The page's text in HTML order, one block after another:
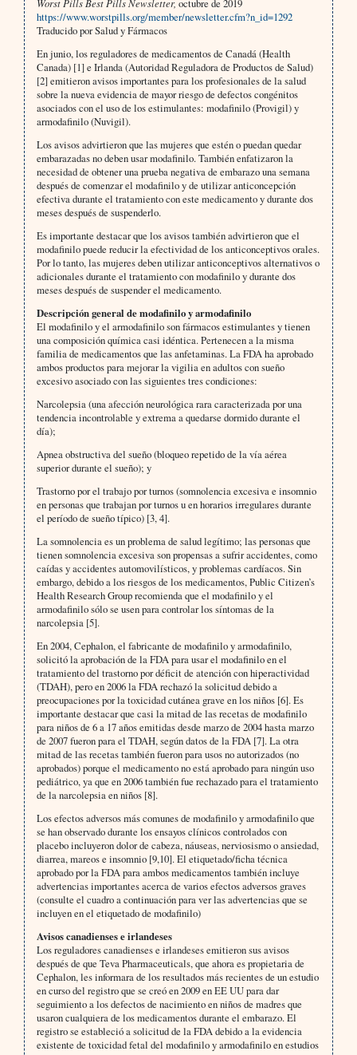
Worst Pills Best Pills Newsletter, octubre de 2019
https://www.worstpills.org/member/newsletter.cfm?n_id=1292
Traducido por Salud y Fármacos
En junio, los reguladores de medicamentos de Canadá (Health
Canada) [1] e Irlanda (Autoridad Reguladora de Productos de Salud)
[2] emitieron avisos importantes para los profesionales de la salud
sobre la nueva evidencia de mayor riesgo de defectos congénitos
asociados con el uso de los estimulantes: modafinilo (Provigil) y
armodafinilo (Nuvigil).
Los avisos advirtieron que las mujeres que estén o puedan quedar
embarazadas no deben usar modafinilo. También enfatizaron la
necesidad de obtener una prueba negativa de embarazo una semana
después de comenzar el modafinilo y de utilizar anticoncepción
efectiva durante el tratamiento con este medicamento y durante dos
meses después de suspenderlo.
Es importante destacar que los avisos también advirtieron que el
modafinilo puede reducir la efectividad de los anticonceptivos orales.
Por lo tanto, las mujeres deben utilizar anticonceptivos alternativos o
adicionales durante el tratamiento con modafinilo y durante dos
meses después de suspender el medicamento.
Descripción general de modafinilo y armodafinilo
El modafinilo y el armodafinilo son fármacos estimulantes y tienen
una composición química casi idéntica. Pertenecen a la misma
familia de medicamentos que las anfetaminas. La FDA ha aprobado
ambos productos para mejorar la vigilia en adultos con sueño
excesivo asociado con las siguientes tres condiciones:
Narcolepsia (una afección neurológica rara caracterizada por una
tendencia incontrolable y extrema a quedarse dormido durante el
día);
Apnea obstructiva del sueño (bloqueo repetido de la vía aérea
superior durante el sueño); y
Trastorno por el trabajo por turnos (somnolencia excesiva e insomnio
en personas que trabajan por turnos u en horarios irregulares durante
el período de sueño típico) [3, 4].
La somnolencia es un problema de salud legítimo; las personas que
tienen somnolencia excesiva son propensas a sufrir accidentes, como
caídas y accidentes automovilísticos, y problemas cardíacos. Sin
embargo, debido a los riesgos de los medicamentos, Public Citizen’s
Health Research Group recomienda que el modafinilo y el
armodafinilo sólo se usen para controlar los síntomas de la
narcolepsia [5].
En 2004, Cephalon, el fabricante de modafinilo y armodafinilo,
solicitó la aprobación de la FDA para usar el modafinilo en el
tratamiento del trastorno por déficit de atención con hiperactividad
(TDAH), pero en 2006 la FDA rechazó la solicitud debido a
preocupaciones por la toxicidad cutánea grave en los niños [6]. Es
importante destacar que casi la mitad de las recetas de modafinilo
para niños de 6 a 17 años emitidas desde marzo de 2004 hasta marzo
de 2007 fueron para el TDAH, según datos de la FDA [7]. La otra
mitad de las recetas también fueron para usos no autorizados (no
aprobados) porque el medicamento no está aprobado para ningún uso
pediátrico, ya que en 2006 también fue rechazado para el tratamiento
de la narcolepsia en niños [8].
Los efectos adversos más comunes de modafinilo y armodafinilo que
se han observado durante los ensayos clínicos controlados con
placebo incluyeron dolor de cabeza, náuseas, nerviosismo o ansiedad,
diarrea, mareos e insomnio [9,10]. El etiquetado/ficha técnica
aprobado por la FDA para ambos medicamentos también incluye
advertencias importantes acerca de varios efectos adversos graves
(consulte el cuadro a continuación para ver las advertencias que se
incluyen en el etiquetado de modafinilo)
Avisos canadienses e irlandeses
Los reguladores canadienses e irlandeses emitieron sus avisos
después de que Teva Pharmaceuticals, que ahora es propietaria de
Cephalon, les informara de los resultados más recientes de un estudio
en curso del registro que se creó en 2009 en EE UU para dar
seguimiento a los defectos de nacimiento en niños de madres que
usaron cualquiera de los medicamentos durante el embarazo. El
registro se estableció a solicitud de la FDA debido a la evidencia
existente de toxicidad fetal del modafinilo y armodafinilo en estudios